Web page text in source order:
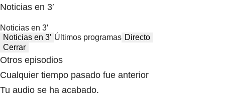
Noticias en 3′
Noticias en 3′
Noticias en 3′ Últimos programas Directo
Cerrar
Otros episodios
Cualquier tiempo pasado fue anterior
Tu audio se ha acabado.